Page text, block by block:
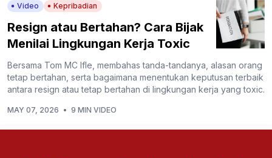
Video Kepribadian
Resign atau Bertahan? Cara Bijak
Menilai Lingkungan Kerja Toxic
Bersama Tom MC Ifle, membahas tanda-tandanya, alasan orang
tetap bertahan, serta bagaimana menentukan keputusan terbaik
antara resign atau tetap bertahan di lingkungan kerja yang toxic.
MAY 07, 2026 • 9 MIN VIDEO